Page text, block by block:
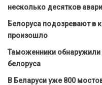
несколько десятков
Белоруса подозревают в
произошло
Таможенники обнаружили
белоруса
В Беларуси уже 800